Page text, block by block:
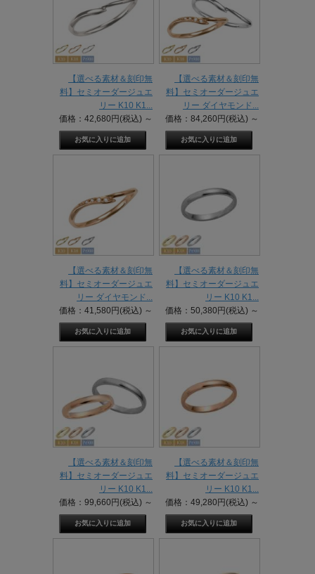
【選べる素材＆刻印無
料】セミオーダージュエ
リー K10 K1...
価格：42,680円(税込) ～
【選べる素材＆刻印無
料】セミオーダージュエ
リー ダイヤモンド...
価格：84,260円(税込) ～
【選べる素材＆刻印無
料】セミオーダージュエ
リー ダイヤモンド...
価格：41,580円(税込) ～
【選べる素材＆刻印無
料】セミオーダージュエ
リー K10 K1...
価格：50,380円(税込) ～
【選べる素材＆刻印無
料】セミオーダージュエ
リー K10 K1...
価格：99,660円(税込) ～
【選べる素材＆刻印無
料】セミオーダージュエ
リー K10 K1...
価格：49,280円(税込) ～